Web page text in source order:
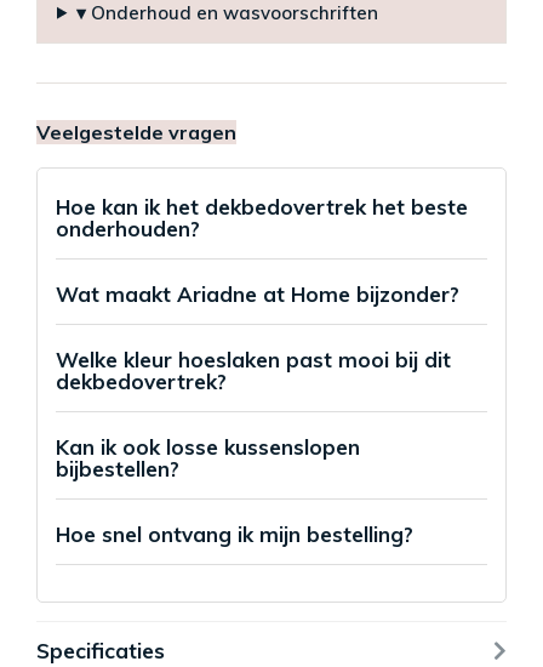
▾ Onderhoud en wasvoorschriften
Veelgestelde vragen
Hoe kan ik het dekbedovertrek het beste
onderhouden?
Wat maakt Ariadne at Home bijzonder?
Welke kleur hoeslaken past mooi bij dit
dekbedovertrek?
Kan ik ook losse kussenslopen
bijbestellen?
Hoe snel ontvang ik mijn bestelling?
Specificaties